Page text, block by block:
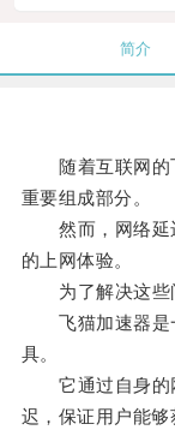
简介
随着互联网的
重要组成部分。
然而，网络延
的上网体验。
为了解决这些问
飞猫加速器是
具。
它通过自身的
迟，保证用户能够